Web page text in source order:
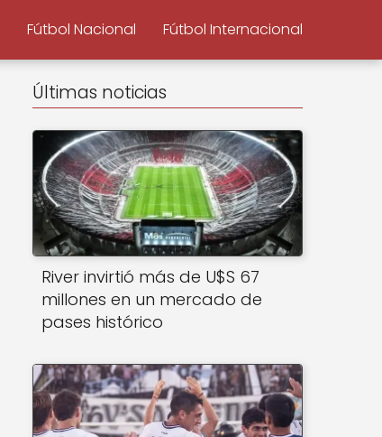
Fútbol Nacional Fútbol Internacional
Últimas noticias
River invirtió más de U$S 67
millones en un mercado de
pases histórico